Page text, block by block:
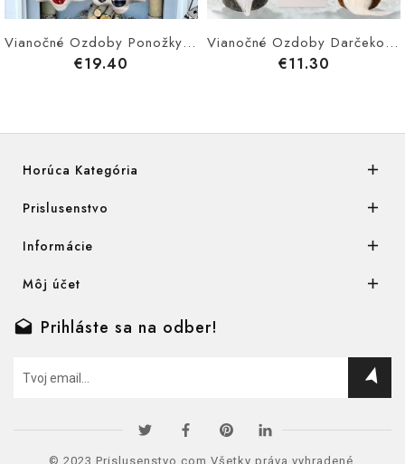
Vianočné Ozdoby Ponožky Darčeková Taška Pes Paw Kostkované
€19.40
Vianočné Ozdoby Darčekové Tašky Na Bábiky Domov Na Okná Darčeky Pre Deti
€11.30
Horúca Kategória
Prislusenstvo
Informácie
Môj účet
Prihláste sa na odber!
near_me
© 2023 Prislusenstvo.com Všetky práva vyhradené.